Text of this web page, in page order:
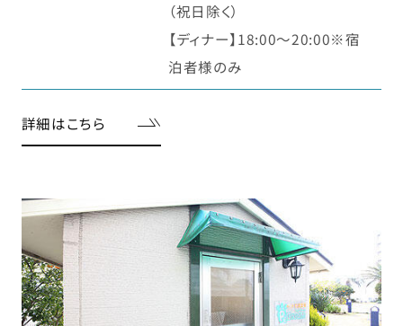
（祝日除く）
【ディナー】18:00～20:00※宿
泊者様のみ
詳細はこちら